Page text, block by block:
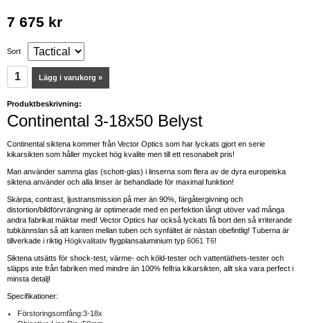
7 675 kr
Sort
Lägg i varukorg »
Produktbeskrivning:
Continental 3-18x50 Belyst
Continental siktena kommer från Vector Optics som har lyckats gjort en serie
kikarsikten som håller mycket hög kvalite men till ett resonabelt pris!
Man använder samma glas (schott-glas) i linserna som flera av de dyra europeiska
siktena använder och alla linser är behandlade för maximal funktion!
Skärpa, contrast, ljustransmission på mer än 90%, färgåtergivning och
distortion/bildförvrängning är optimerade med en perfektion långt utöver vad många
andra fabrikat mäktar med! Vector Optics har också lyckats få bort den så irriterande
tubkännslan så att kanten mellan tuben och synfältet är nästan obefintlig! Tuberna är
tillverkade i riktig Högkvalitativ flygplansaluminium typ 6061 T6!
Siktena utsätts för shock-test, värme- och köld-tester och vattentäthets-tester och
släpps inte från fabriken med mindre än 100% felfria kikarsikten, allt ska vara perfect i
minsta detalj!
Specifikationer:
Förstoringsomfång:3-18x